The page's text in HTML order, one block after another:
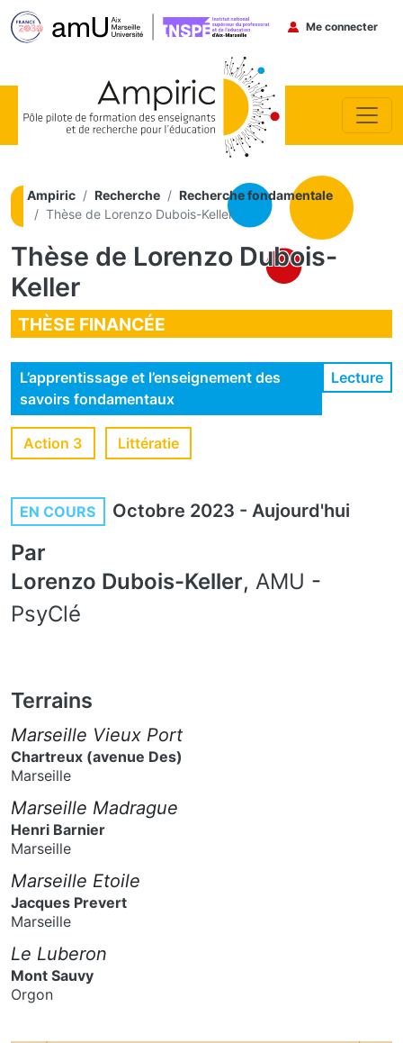
Menu du
Me connecter
Ampiric Recherche
Recherche fondamentale
Thèse de Lorenzo Dubois-Keller
Thèse de Lorenzo Dubois-
Keller
THÈSE FINANCÉE
L’apprentissage et l’enseignement des
savoirs fondamentaux
Lecture
Action 3 Littératie
EN COURS Octobre 2023 - Aujourd'hui
Par
Lorenzo Dubois-Keller, AMU -
PsyClé
Terrains
Marseille Vieux Port
Chartreux (avenue Des)
Marseille
Marseille Madrague
Henri Barnier
Marseille
Marseille Etoile
Jacques Prevert
Marseille
Le Luberon
Mont Sauvy
Orgon